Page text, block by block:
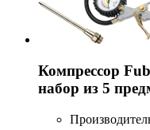
Компрессор
набор из 5